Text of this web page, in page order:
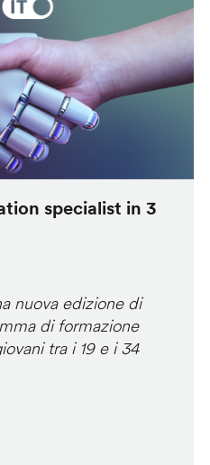
specialist in 3
nuova edizione di
di formazione
tra i 19 e i 34